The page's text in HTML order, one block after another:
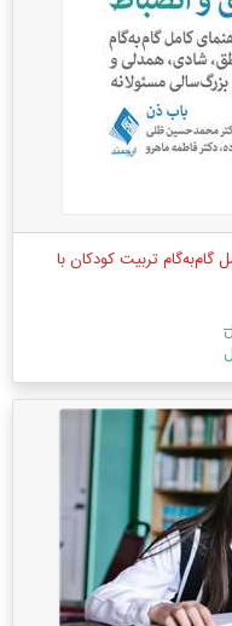
گام‌به‌گام تربیت کودکان با